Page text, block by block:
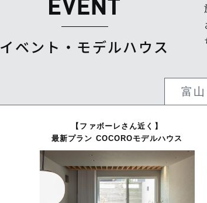
イベント・モデルハウス
富山
【ファボーレさん近く】
最新プラン COCOROモデルハウス
【ファボーレさん近く】
最新プラン COCOROモデルハウス
庭
ほっと落ち着く和の空間が心地よい
タタミとリビングが繋がる家
高窓からの自然光が心地よい
吹抜けリビングの家
快適な暮らしと遊びを愉しむ
インナーガレージのある住まい